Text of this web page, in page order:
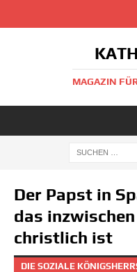
MAGAZIN
Der Papst in
das
christlich ist
DIE SOZIALE